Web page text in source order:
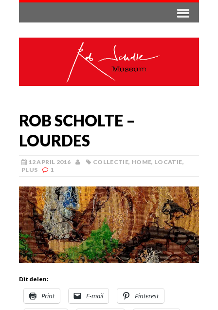
ROB SCHOLTE –
LOURDES
12 APRIL 2016 COLLECTIE, HOME, LOCATIE,
PLUS
1
Dit delen:
Print E-mail Pinterest